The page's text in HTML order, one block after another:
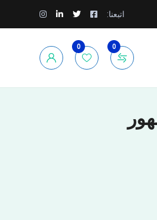
اتبعنا:
0
0